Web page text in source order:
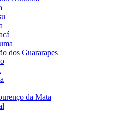
dos Guararapes
da Mata